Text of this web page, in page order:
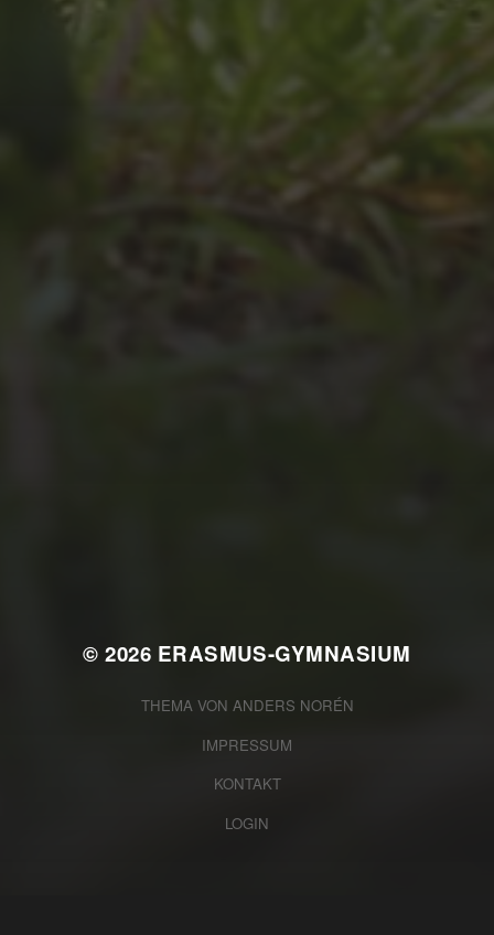
UNSER JAHRBUCH 2025/2026
© 2026 ERASMUS-GYMNASIUM
THEMA VON ANDERS NORÉN
IMPRESSUM
KONTAKT
LOGIN